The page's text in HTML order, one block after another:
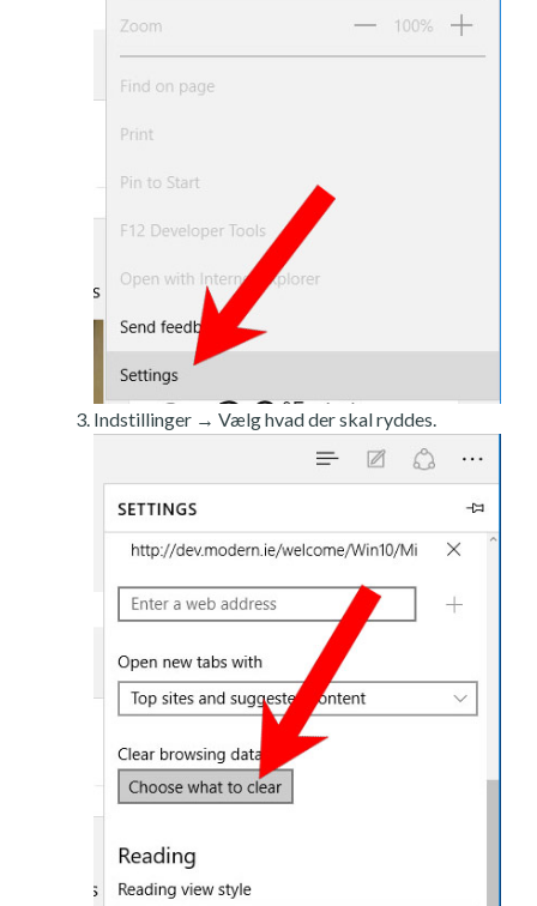
Indstillinger → Vælg hvad der skal ryddes.